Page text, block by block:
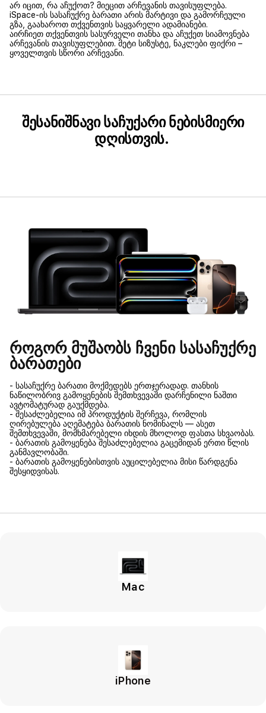
არ იცით, რა აჩუქოთ? მიეცით არჩევანის თავისუფლება.
iSpace-ის სასაჩუქრე ბარათი არის მარტივი და გამორჩეული
გზა, გაახაროთ თქვენთვის საყვარელი ადამიანები.
აირჩიეთ თქვენთვის სასურველი თანხა და აჩუქეთ სიამოვნება
არჩევანის თავისუფლებით. მეტი სიზუსტე, ნაკლები ფიქრი –
ყოველთვის სწორი არჩევანი.
შესანიშნავი საჩუქარი ნებისმიერი
დღისთვის.
როგორ მუშაობს ჩვენი სასაჩუქრე
ბარათები
- სასაჩუქრე ბარათი მოქმედებს ერთჯერადად. თანხის
ნაწილობრივ გამოყენების შემთხვევაში დარჩენილი ნაშთი
ავტომატურად გაუქმდება.
- შესაძლებელია იმ პროდუქტის შერჩევა, რომლის
ღირებულება აღემატება ბარათის ნომინალს — ასეთ
შემთხვევაში, მომხმარებელი იხდის მხოლოდ ფასთა სხვაობას.
- ბარათის გამოყენება შესაძლებელია გაცემიდან ერთი წლის
განმავლობაში.
- ბარათის გამოყენებისთვის აუცილებელია მისი წარდგენა
შესყიდვისას.
Mac
iPhone